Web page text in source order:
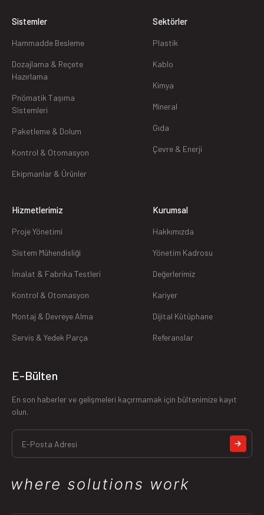
Sistemler
Hammadde Besleme
Dozajlama & Reçete
Hazırlama
Pnömatik Taşıma
Sistemleri
Paketleme & Dolum
Kontrol & Otomasyon
Ekipmanlar & Ürünler
Sektörler
Plastik
Kablo
Kimya
Mineral
Gıda
Çevre & Enerji
Hizmetlerimiz
Proje Yönetimi
Sistem Mühendisliği
İmalat & Fabrika Testleri
Kontrol & Otomasyon
Montaj & Devreye Alma
Servis & Yedek Parça
Kurumsal
Hakkımızda
Yönetim Kadrosu
Değerlerimiz
Kariyer
Dijital Kütüphane
Referanslar
E-Bülten
En son haberler ve gelişmeleri kaçırmamak için bültenimize kayıt
olun.